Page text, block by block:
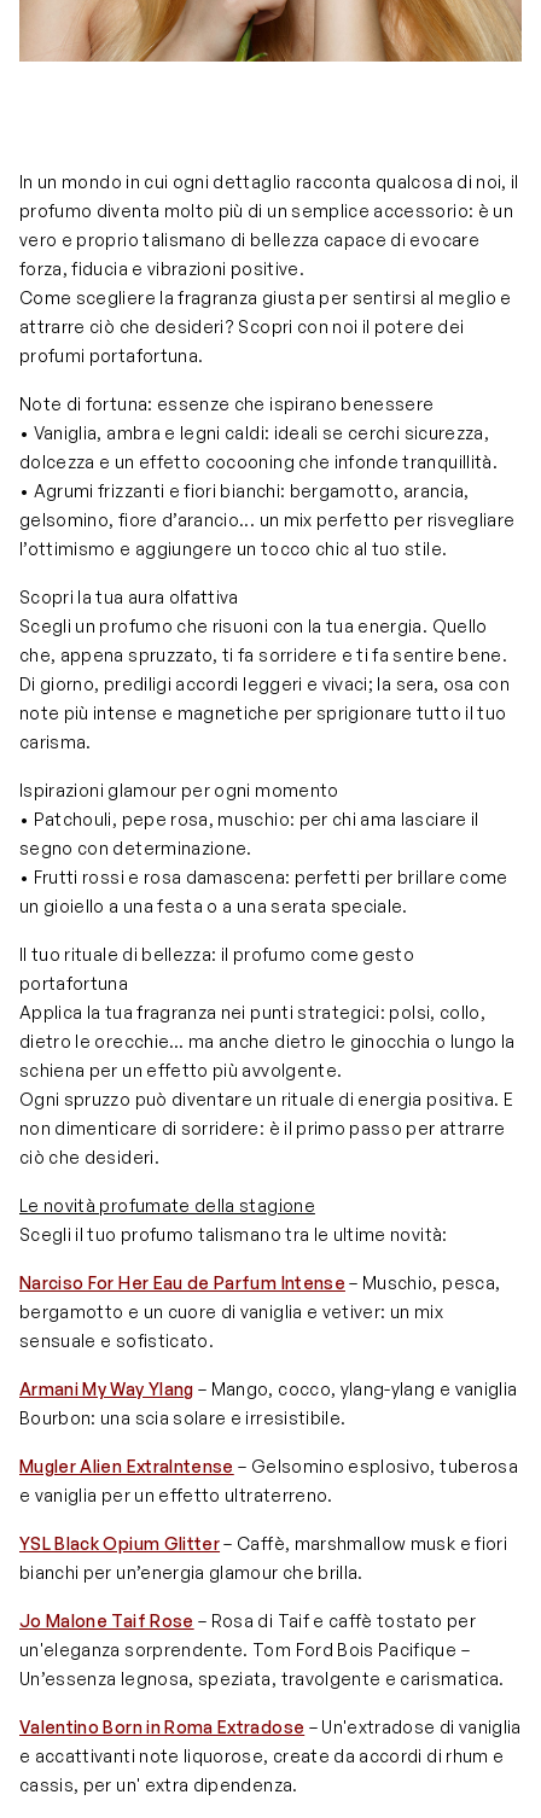
In un mondo in cui ogni dettaglio racconta qualcosa di noi, il
profumo diventa molto più di un semplice accessorio: è un
vero e proprio talismano di bellezza capace di evocare
forza, fiducia e vibrazioni positive.
Come scegliere la fragranza giusta per sentirsi al meglio e
attrarre ciò che desideri? Scopri con noi il potere dei
profumi portafortuna.
Note di fortuna: essenze che ispirano benessere
• Vaniglia, ambra e legni caldi: ideali se cerchi sicurezza,
dolcezza e un effetto cocooning che infonde tranquillità.
• Agrumi frizzanti e fiori bianchi: bergamotto, arancia,
gelsomino, fiore d’arancio... un mix perfetto per risvegliare
l’ottimismo e aggiungere un tocco chic al tuo stile.
Scopri la tua aura olfattiva
Scegli un profumo che risuoni con la tua energia. Quello
che, appena spruzzato, ti fa sorridere e ti fa sentire bene.
Di giorno, prediligi accordi leggeri e vivaci; la sera, osa con
note più intense e magnetiche per sprigionare tutto il tuo
carisma.
Ispirazioni glamour per ogni momento
• Patchouli, pepe rosa, muschio: per chi ama lasciare il
segno con determinazione.
• Frutti rossi e rosa damascena: perfetti per brillare come
un gioiello a una festa o a una serata speciale.
Il tuo rituale di bellezza: il profumo come gesto
portafortuna
Applica la tua fragranza nei punti strategici: polsi, collo,
dietro le orecchie… ma anche dietro le ginocchia o lungo la
schiena per un effetto più avvolgente.
Ogni spruzzo può diventare un rituale di energia positiva. E
non dimenticare di sorridere: è il primo passo per attrarre
ciò che desideri.
Le novità profumate della stagione
Scegli il tuo profumo talismano tra le ultime novità:
Narciso For Her Eau de Parfum Intense – Muschio, pesca,
bergamotto e un cuore di vaniglia e vetiver: un mix
sensuale e sofisticato.
Armani My Way Ylang – Mango, cocco, ylang-ylang e vaniglia
Bourbon: una scia solare e irresistibile.
Mugler Alien ExtraIntense – Gelsomino esplosivo, tuberosa
e vaniglia per un effetto ultraterreno.
YSL Black Opium Glitter – Caffè, marshmallow musk e fiori
bianchi per un’energia glamour che brilla.
Jo Malone Taif Rose – Rosa di Taif e caffè tostato per
un'eleganza sorprendente. Tom Ford Bois Pacifique –
Un’essenza legnosa, speziata, travolgente e carismatica.
Valentino Born in Roma Extradose – Un'extradose di vaniglia
e accattivanti note liquorose, create da accordi di rhum e
cassis, per un' extra dipendenza.